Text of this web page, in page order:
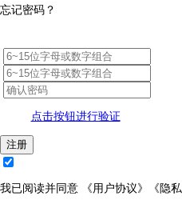
忘记密码？
点击按钮进行验证
注册
我已阅读并同意 《用户协议》 《隐